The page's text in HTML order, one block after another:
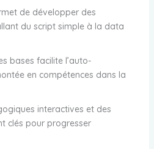
de développer des
du script simple à la data
bases facilite l’auto-
en compétences dans la
interactives et des
clés pour progresser